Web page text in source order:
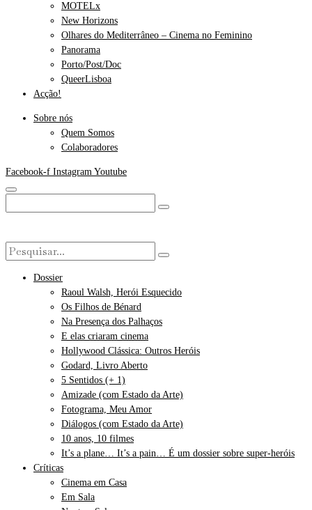
MOTELx
New Horizons
Olhares do Mediterrâneo – Cinema no Feminino
Panorama
Porto/Post/Doc
QueerLisboa
Acção!
Sobre nós
Quem Somos
Colaboradores
Facebook-f Instagram Youtube
Dossier
Raoul Walsh, Herói Esquecido
Os Filhos de Bénard
Na Presença dos Palhaços
E elas criaram cinema
Hollywood Clássica: Outros Heróis
Godard, Livro Aberto
5 Sentidos (+ 1)
Amizade (com Estado da Arte)
Fotograma, Meu Amor
Diálogos (com Estado da Arte)
10 anos, 10 filmes
It’s a plane… It’s a pain… É um dossier sobre super-heróis
Críticas
Cinema em Casa
Em Sala